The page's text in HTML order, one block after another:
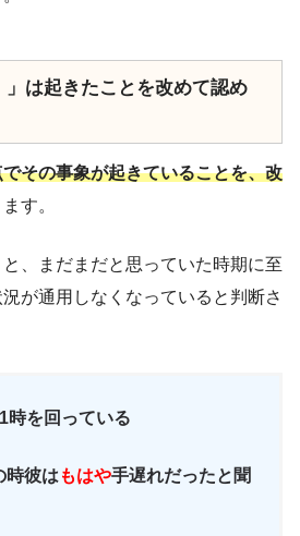
」は起きたことを改めて認め
その事象が起きていることを、改
す。
、まだまだと思っていた時期に至
が通用しなくなっていると判断さ
時を回っている
時彼は もはや手遅れだったと聞